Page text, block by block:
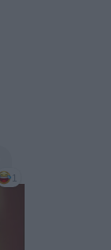
1